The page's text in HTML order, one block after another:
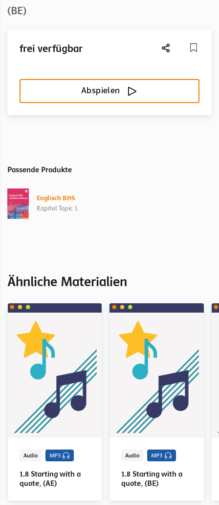
(BE)
frei verfügbar
Abspielen
Passende Produkte
Englisch BHS
Kapitel Topic 1
Ähnliche Materialien
Audio MP3
1.8 Starting with a
quote, (AE)
Audio MP3
1.8 Starting with a
quote, (BE)